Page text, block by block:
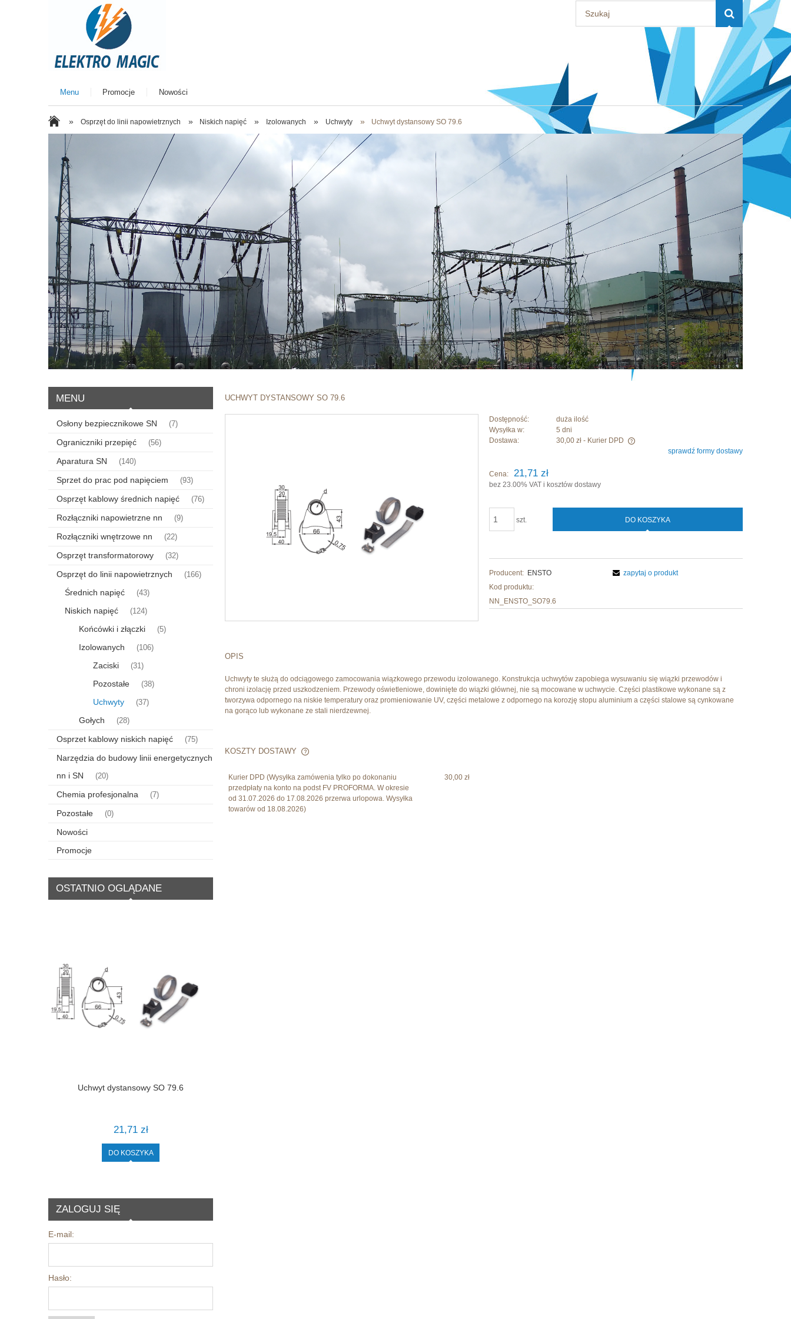
Menu Promocje Nowości
» Osprzęt do linii napowietrznych » Niskich napięć » Izolowanych » Uchwyty » Uchwyt dystansowy SO 79.6
MENU
Osłony bezpiecznikowe SN (7)
Ograniczniki przepięć (56)
Aparatura SN (140)
Sprzet do prac pod napięciem (93)
Osprzęt kablowy średnich napięć (76)
Rozłączniki napowietrzne nn (9)
Rozłączniki wnętrzowe nn (22)
Osprzęt transformatorowy (32)
Osprzęt do linii napowietrznych (166)
Średnich napięć (43)
Niskich napięć (124)
Końcówki i złączki (5)
Izolowanych (106)
Zaciski (31)
Pozostałe (38)
Uchwyty (37)
Gołych (28)
Osprzet kablowy niskich napięć (75)
Narzędzia do budowy linii energetycznych
nn i SN
(20)
Chemia profesjonalna (7)
Pozostałe (0)
Nowości
Promocje
OSTATNIO OGLĄDANE
Uchwyt dystansowy SO 79.6
21,71 zł
DO KOSZYKA
ZALOGUJ SIĘ
E-mail:
Hasło:
UCHWYT DYSTANSOWY SO 79.6
Dostępność:
duża ilość
Wysyłka w:
5 dni
Dostawa:
30,00 zł - Kurier DPD
płatności
sprawdź formy dostawy
Cena: 21,71 zł
bez 23.00% VAT i kosztów dostawy
szt. DO KOSZYKA
Producent: ENSTO
Kod produktu:
NN_ENSTO_SO79.6
zapytaj o produkt
OPIS
Uchwyty te służą do odciągowego zamocowania wiązkowego przewodu izolowanego. Konstrukcja uchwytów zapobiega wysuwaniu się wiązki przewodów i
chroni izolację przed uszkodzeniem. Przewody oświetleniowe, dowinięte do wiązki głównej, nie są mocowane w uchwycie. Części plastikowe wykonane są z
tworzywa odpornego na niskie temperatury oraz promieniowanie UV, części metalowe z odpornego na korozję stopu aluminium a części stalowe są cynkowane
na gorąco lub wykonane ze stali nierdzewnej.
KOSZTY DOSTAWY
CENA NIE ZAWIERA EWENTUALNYCH
Kurier DPD (Wysyłka zamówenia tylko po dokonaniu
przedpłaty na konto na podst FV PROFORMA. W okresie
od 31.07.2026 do 17.08.2026 przerwa urlopowa. Wysyłka
towarów od 18.08.2026)
30,00 zł